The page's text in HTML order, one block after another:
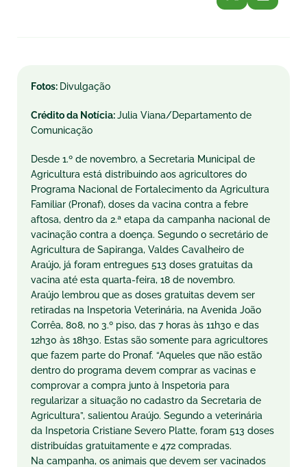
Fotos: Divulgação
Crédito da Notícia:Julia Viana/Departamento de
Comunicação
Desde 1.º de novembro, a Secretaria Municipal de
Agricultura está distribuindo aos agricultores do
Programa Nacional de Fortalecimento da Agricultura
Familiar (Pronaf), doses da vacina contra a febre
aftosa, dentro da 2.ª etapa da campanha nacional de
vacinação contra a doença. Segundo o secretário de
Agricultura de Sapiranga, Valdes Cavalheiro de
Araújo, já foram entregues 513 doses gratuitas da
vacina até esta quarta-feira, 18 de novembro.
Araújo lembrou que as doses gratuitas devem ser
retiradas na Inspetoria Veterinária, na Avenida João
Corrêa, 808, no 3.º piso, das 7 horas às 11h30 e das
12h30 às 18h30. Estas são somente para agricultores
que fazem parte do Pronaf. “Aqueles que não estão
dentro do programa devem comprar as vacinas e
comprovar a compra junto à Inspetoria para
regularizar a situação no cadastro da Secretaria de
Agricultura”, salientou Araújo. Segundo a veterinária
da Inspetoria Cristiane Severo Platte, foram 513 doses
distribuídas gratuitamente e 472 compradas.
Na campanha, os animais que devem ser vacinados